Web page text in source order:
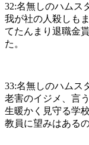
32:名無しのハムス
我が社の人殺しも
てたんまり退職金
た。
33:名無しのハムス
老害のイジメ、言
生暖かく見守る学
教員に望みはある